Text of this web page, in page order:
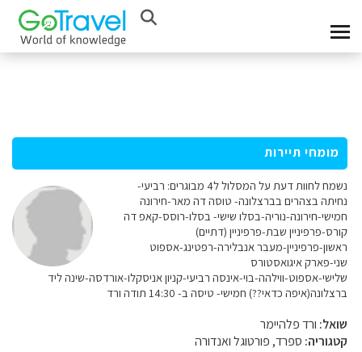
מומחי תיירות
נשמח לחוות דעת על המסלול ל4 מבוגרים: רביעי-
נחיתה בצהרים בברצלונה- טוסה דה מאר-חירונה
חמישי-חירונה-נוריה-בסלו שישי- בסלו-רוסס-קאפ דה
קורס-פרפיניין שבת-פרפיניין (דתיים)
ראשון-פרפיניין-מעבר אנבלירה-רפטינג-אספוט
שני-פארק איגואסטורס
שלישי-אספוט-ווילהה-בוי-אינסה רביעי-קניון אניסקלו-אורדסה-שינה ליד
ברצלונה(איפה כדאי??) חמישי- טיסה ב- 14:30 תודה ורד
שואל: ורד פלהיימר
קטגוריה: ספרד, פורטוגל ואנדורה